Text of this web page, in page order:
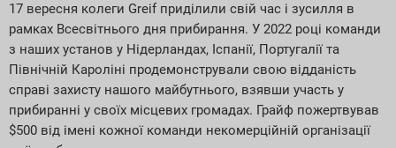
17 вересня колеги Greif приділили свій час і зусилля в
рамках Всесвітнього дня прибирання. У 2022 році команди
з наших установ у Нідерландах, Іспанії, Португалії та
Північній Кароліні продемонстрували свою відданість
справі захисту нашого майбутнього, взявши участь у
прибиранні у своїх місцевих громадах. Грайф пожертвував
$500 від імені кожної команди некомерційній організації